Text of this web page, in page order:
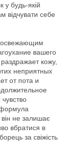
у будь-якій
відчувати себе
освежающим
вашего
кожу,
неприятных
от пота и
не залишає
вбратися в
за свіжість